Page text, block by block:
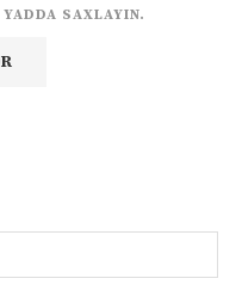
SAXLAYIN.